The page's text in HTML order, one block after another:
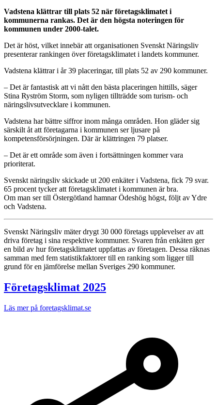
Vadstena klättrar till plats 52 när företagsklimatet i
kommunerna rankas. Det är den högsta noteringen för
kommunen under 2000-talet.
Det är höst, vilket innebär att organisationen Svenskt Näringsliv
presenterar rankingen över företagsklimatet i landets kommuner.
Vadstena klättrar i år 39 placeringar, till plats 52 av 290 kommuner.
– Det är fantastisk att vi nått den bästa placeringen hittills, säger
Stina Ryström Storm, som nyligen tillträdde som turism- och
näringslivsutvecklare i kommunen.
Vadstena har bättre siffror inom många områden. Hon gläder sig
särskilt åt att företagarna i kommunen ser ljusare på
kompetensförsörjningen. Där är klättringen 79 platser.
– Det är ett område som även i fortsättningen kommer vara
prioriterat.
Svenskt näringsliv skickade ut 200 enkäter i Vadstena, fick 79 svar.
65 procent tycker att företagsklimatet i kommunen är bra.
Om man ser till Östergötland hamnar Ödeshög högst, följt av Ydre
och Vadstena.
Svenskt Näringsliv mäter drygt 30 000 företags upplevelser av att
driva företag i sina respektive kommuner. Svaren från enkäten ger
en bild av hur företagsklimatet uppfattas av företagen. Dessa räknas
samman med fem statistikfaktorer till en ranking som ligger till
grund för en jämförelse mellan Sveriges 290 kommuner.
Företagsklimat 2025
Läs mer på foretagsklimat.se